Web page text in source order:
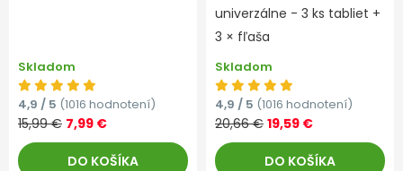
Skladom
4,9 / 5 (1016 hodnotení)
15,99 € 7,99 €
DO KOŠÍKA
univerzálne - 3 ks tabliet +
3 × fľaša
Skladom
4,9 / 5 (1016 hodnotení)
20,66 € 19,59 €
DO KOŠÍKA